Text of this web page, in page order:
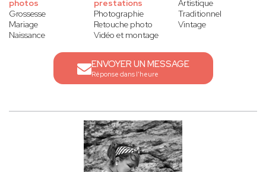
photos
Grossesse
Mariage
Naissance
prestations
Photographie
Retouche photo
Vidéo et montage
Artistique
Traditionnel
Vintage
ENVOYER UN MESSAGE
Réponse dans l'heure